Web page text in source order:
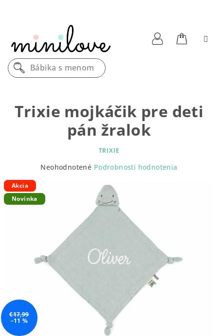
Bábika s menom
Trixie mojkáčik pre deti
pán žralok
TRIXIE
produktu
je
0,0
Neohodnotené Podrobnosti hodnotenia
Akcia
Novinka
€17,99
–11 %